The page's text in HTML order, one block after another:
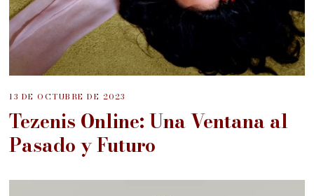
13 DE OCTUBRE DE 2023
Tezenis Online: Una Ventana al
Pasado y Futuro